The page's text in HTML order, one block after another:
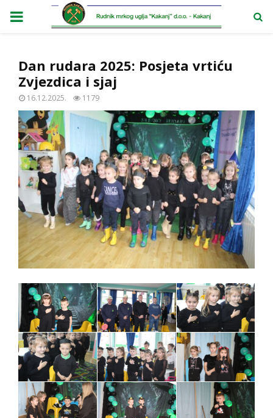
PRIMARY
Dan rudara 2025: Posjeta vrtiću
Zvjezdica i sjaj
16.12.2025. 1179